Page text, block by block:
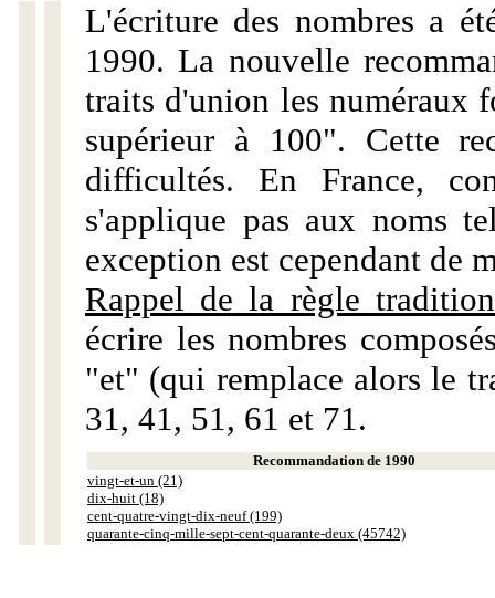
L'écriture des nombres a
1990. La nouvelle
traits d'union les numéraux
supérieur à 100". Cette
difficultés. En France,
s'applique pas aux noms
exception est cependant de
Rappel de la règle
écrire les nombres
"et" (qui remplace alors le
31, 41, 51, 61 et 71.
Recommandation de 1990
vingt-et-un (21)
dix-huit (18)
cent-quatre-vingt-dix-neuf (199)
quarante-cinq-mille-sept-cent-quarante-deux (45742)